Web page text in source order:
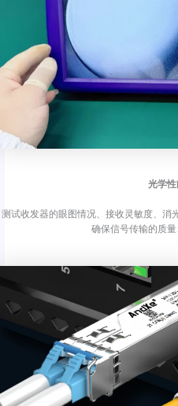
光学
测试收发器的眼图情况、接收灵敏度、消
确保信号传输的质量